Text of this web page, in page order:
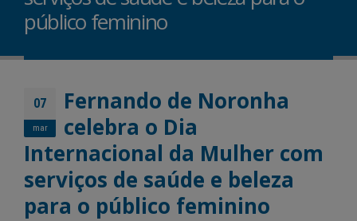
público feminino
07
mar
Fernando de Noronha
celebra o Dia
Internacional da Mulher com
serviços de saúde e beleza
para o público feminino